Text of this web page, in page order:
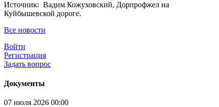
Источник: Вадим Кожуховский, Дорпрофжел на
Куйбышевской дороге.
Все новости
Войти
Регистрация
Задать вопрос
Документы
07 июля 2026 00:00